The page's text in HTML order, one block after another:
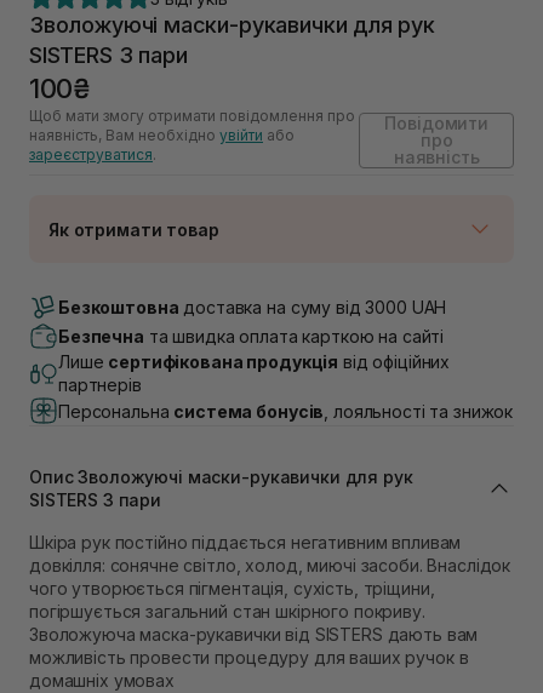
Зволожуючі маски-рукавички для рук
SISTERS 3 пари
100₴
Щоб мати змогу отримати повідомлення про
наявність, Вам необхідно увійти або
зареєструватися.
Повідомити
про
наявність
Як отримати товар
Немає в наявності!
Немає в наявності!
Самовивіз м. Львів, вул. Академіка Підстригача, 1В
(Duck’s Lake)
Немає в наявності!
Самовивіз м. Львів, вул. Степана Бандери 45
Немає в наявності!
Самовивіз м. Рівне, вул. 16-го Липня, 15
Немає в наявності!
Самовивіз м. Рівне, вул. Кулика і Гудачека 23 (ТЦ
Екватор)
Немає в наявності!
Безкоштовна доставка на суму від 3000 UAH
Безпечна та швидка оплата карткою на сайті
Лише сертифікована продукція від офіційних
партнерів
Персональна система бонусів , лояльності та знижок
Опис Зволожуючі маски-рукавички для рук
SISTERS 3 пари
Шкіра рук постійно піддається негативним впливам
довкілля: сонячне світло, холод, миючі засоби. Внаслідок
чого утворюється пігментація, сухість, тріщини,
погіршується загальний стан шкірного покриву.
Зволожуюча маска-рукавички від SISTERS дають вам
можливість провести процедуру для ваших ручок в
домашніх умовах